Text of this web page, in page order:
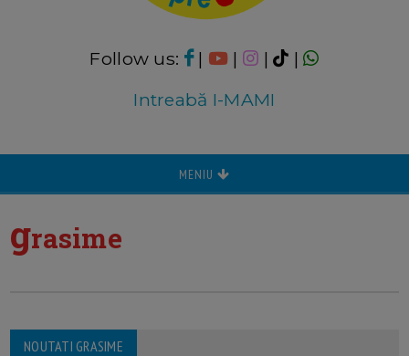
Follow us: | | |
|
Intreabă I-MAMI
MENIU
grasime
NOUTATI GRASIME